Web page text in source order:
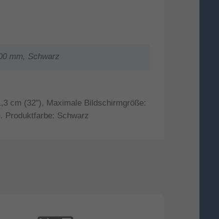
mm, Schwarz
cm (32"), Maximale Bildschirmgröße:
Produktfarbe: Schwarz